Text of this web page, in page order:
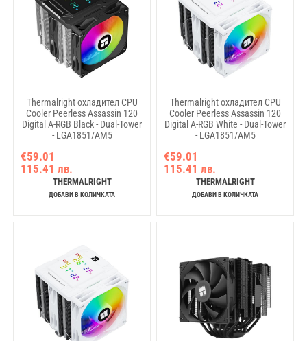
Thermalright охладител CPU
Cooler Peerless Assassin 120
Digital A-RGB Black - Dual-Tower
- LGA1851/AM5
€59.01
115.41 лв.
THERMALRIGHT
ДОБАВИ В КОЛИЧКАТА
Thermalright охладител CPU
Cooler Peerless Assassin 120
Digital A-RGB White - Dual-Tower
- LGA1851/AM5
€59.01
115.41 лв.
THERMALRIGHT
ДОБАВИ В КОЛИЧКАТА